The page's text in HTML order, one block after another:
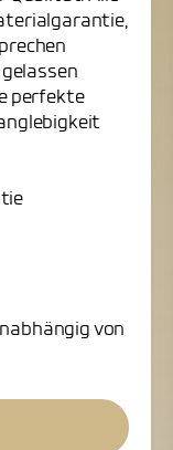
gelassen
perfekte
von